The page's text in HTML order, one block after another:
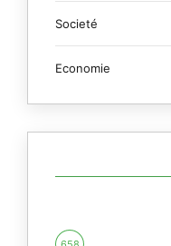
Societé
Economie